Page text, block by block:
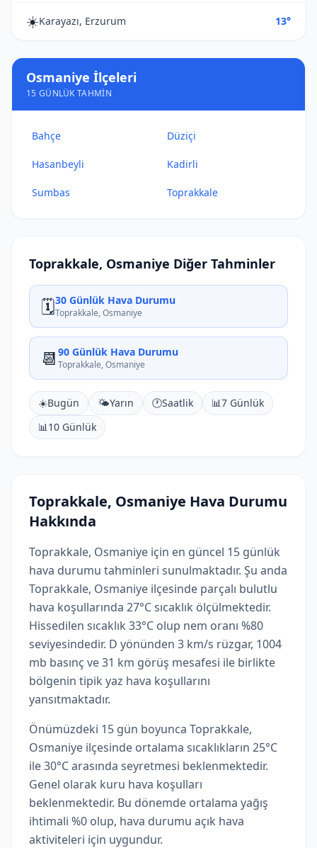
☀️Karayazı, Erzurum 13°
Osmaniye İlçeleri
15 GÜNLÜK TAHMIN
Bahçe Düziçi
Hasanbeyli Kadirli
Sumbas Toprakkale
Toprakkale, Osmaniye Diğer Tahminler
🗓️30 Günlük Hava Durumu
Toprakkale, Osmaniye
📆 90 Günlük Hava Durumu
Toprakkale, Osmaniye
☀️Bugün 🌤️Yarın 🕐Saatlik 📊7 Günlük
📊10 Günlük
Toprakkale, Osmaniye Hava Durumu
Hakkında
Toprakkale, Osmaniye için en güncel 15 günlük
hava durumu tahminleri sunulmaktadır. Şu anda
Toprakkale, Osmaniye ilçesinde parçalı bulutlu
hava koşullarında 27°C sıcaklık ölçülmektedir.
Hissedilen sıcaklık 33°C olup nem oranı %80
seviyesindedir. D yönünden 3 km/s rüzgar, 1004
mb basınç ve 31 km görüş mesafesi ile birlikte
bölgenin tipik yaz hava koşullarını
yansıtmaktadır.
Önümüzdeki 15 gün boyunca Toprakkale,
Osmaniye ilçesinde ortalama sıcaklıkların 25°C
ile 30°C arasında seyretmesi beklenmektedir.
Genel olarak kuru hava koşulları
beklenmektedir. Bu dönemde ortalama yağış
ihtimali %0 olup, hava durumu açık hava
aktiviteleri için uygundur.